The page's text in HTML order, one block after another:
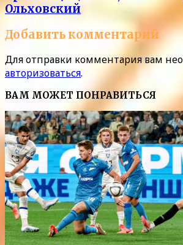
Ольховский
Добавить комментарий
Для отправки комментария вам
авторизоваться.
ВАМ МОЖЕТ ПОНРАВИТЬСЯ